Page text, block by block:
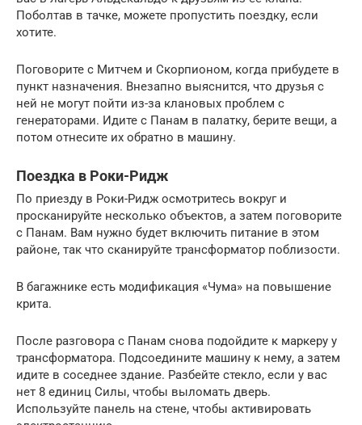
Поболтав в тачке, можете пропустить поездку, если
хотите.
Поговорите с Митчем и Скорпионом, когда прибудете в
пункт назначения. Внезапно выяснится, что друзья с
ней не могут пойти из-за клановых проблем с
генераторами. Идите с Панам в палатку, берите вещи, а
потом отнесите их обратно в машину.
Поездка в Роки-Ридж
По приезду в Роки-Ридж осмотритесь вокруг и
просканируйте несколько объектов, а затем поговорите
с Панам. Вам нужно будет включить питание в этом
районе, так что сканируйте трансформатор поблизости.
В багажнике есть модификация «Чума» на повышение
крита.
После разговора с Панам снова подойдите к маркеру у
трансформатора. Подсоедините машину к нему, а затем
идите в соседнее здание. Разбейте стекло, если у вас
нет 8 единиц Силы, чтобы выломать дверь.
Используйте панель на стене, чтобы активировать